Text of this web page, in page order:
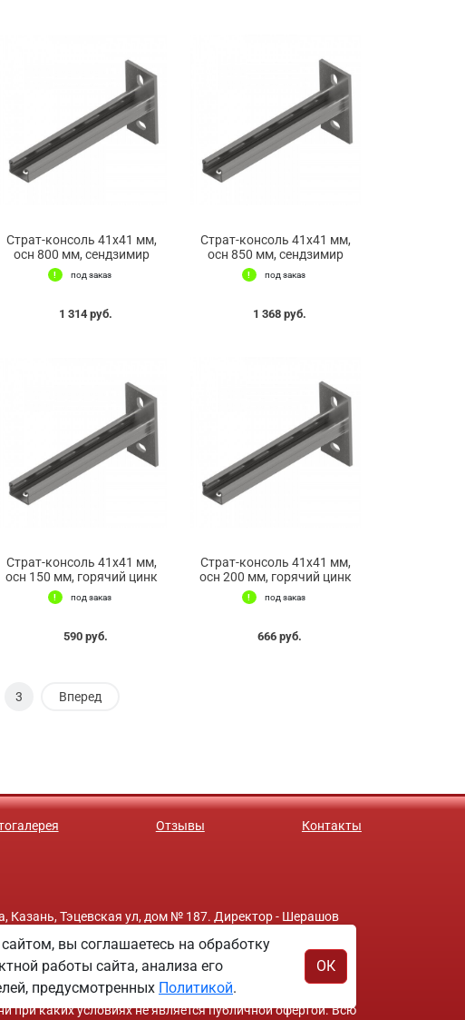
Страт-консоль 41х41 мм,
осн 800 мм, сендзимир
под заказ
1 314 руб.
Страт-консоль 41х41 мм,
осн 850 мм, сендзимир
под заказ
1 368 руб.
Страт-консоль 41х41 мм,
осн 150 мм, горячий цинк
под заказ
590 руб.
Страт-консоль 41х41 мм,
осн 200 мм, горячий цинк
под заказ
666 руб.
3 Вперед
Отзывы Контакты
Казань, Тэцевская ул, дом № 187. Директор - Шерашов
при каких условиях не является публичной офертой. Всю
вы соглашаетесь на обработку
работы сайта, анализа его
предусмотренных Политикой.
ОК